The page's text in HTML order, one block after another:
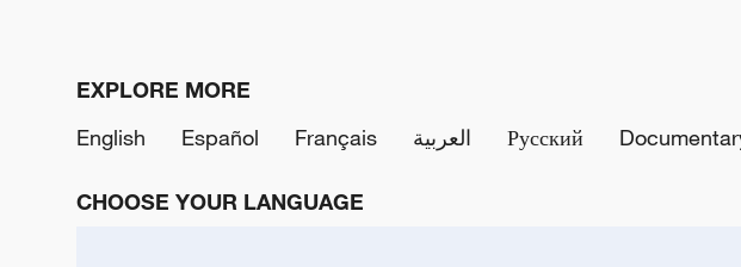
EXPLORE MORE
English
Español Français العربية Русский
CHOOSE YOUR LANGUAGE